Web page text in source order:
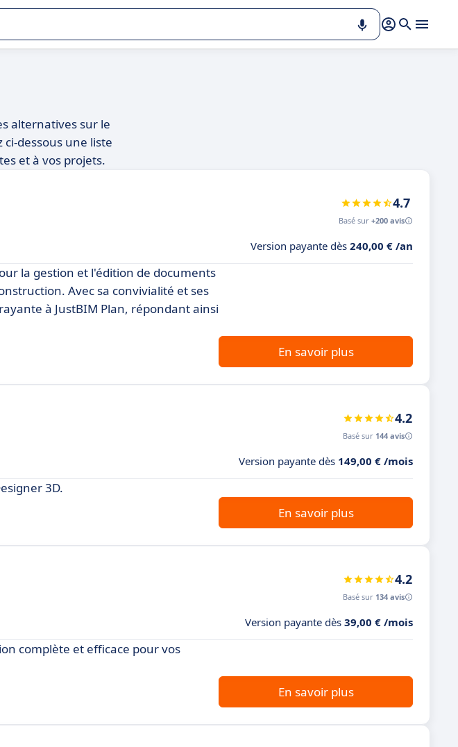
en entreprise.
alternatives sur le
dessous une liste
et à vos projets.
4.7
Basé sur +200 avis
Version payante dès 240,00 € /an
la gestion et l'édition de documents
Avec sa convivialité et ses
à JustBIM Plan, répondant ainsi
En savoir plus
4.2
Basé sur 144 avis
Version payante dès 149,00 € /mois
3D.
En savoir plus
4.2
Basé sur 134 avis
Version payante dès 39,00 € /mois
complète et efficace pour vos
En savoir plus